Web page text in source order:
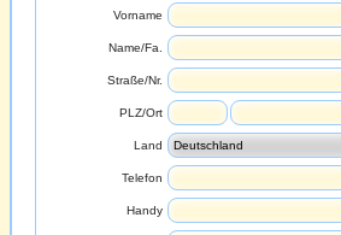
Vorname
Name/Fa.
Straße/Nr.
PLZ/Ort
Land
Telefon
Handy